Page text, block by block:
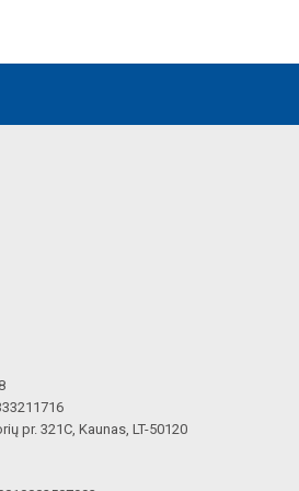
pr. 321C, Kaunas, LT-50120